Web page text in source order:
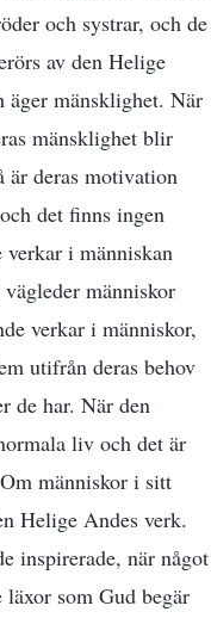
och systrar, och de
av den Helige
äger mänsklighet. När
mänsklighet blir
är deras motivation
det finns ingen
i människan
människor
verkar i människor,
utifrån deras behov
de har. När den
liv och det är
människor i sitt
Helige Andes verk.
inspirerade, när något
läxor som Gud begär